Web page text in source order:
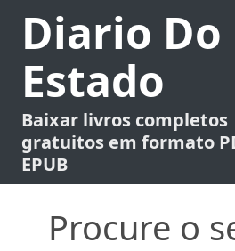
Diario Do
Estado
Baixar livros completos
gratuitos em formato
EPUB
Procure o